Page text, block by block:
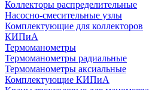
Коллекторы распределительные
Насосно-смесительные узлы
Комплектующие для коллекторов
КИПиА
Термоманометры
Термоманометры радиальные
Термоманометры аксиальные
Комплектующие КИПиА